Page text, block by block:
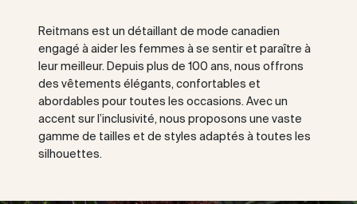
Reitmans est un détaillant de mode canadien
engagé à aider les femmes à se sentir et paraître à
leur meilleur. Depuis plus de 100 ans, nous offrons
des vêtements élégants, confortables et
abordables pour toutes les occasions. Avec un
accent sur l’inclusivité, nous proposons une vaste
gamme de tailles et de styles adaptés à toutes les
silhouettes.